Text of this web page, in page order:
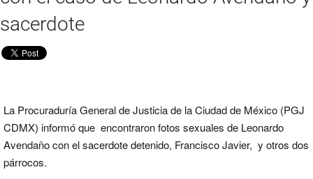
sacerdote
La Procuraduría General de Justicia de la Ciudad de México (PGJ
CDMX) informó que encontraron fotos sexuales de Leonardo
Avendaño con el sacerdote detenido, Francisco Javier, y otros dos
párrocos.